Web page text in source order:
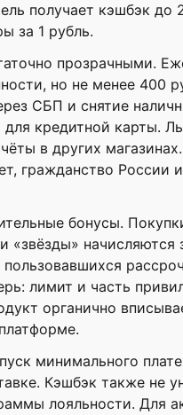
получает кэшбэк до
за 1 рубль.
прозрачными.
но не менее 400
СБП и снятие
кредитной карты.
в других
гражданство России
бонусы.
«звёзды» начисляются
лимит и часть
органично
минимального
Кэшбэк также не
лояльности. Для